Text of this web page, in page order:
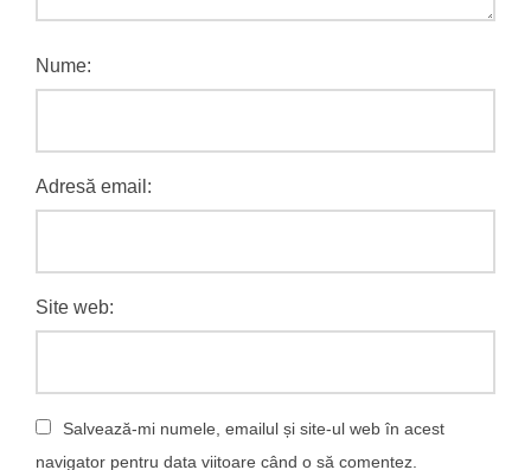
Nume:
Adresă email:
Site web:
Salvează-mi numele, emailul și site-ul web în acest
navigator pentru data viitoare când o să comentez.